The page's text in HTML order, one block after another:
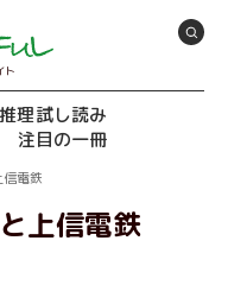
ト
理試し読み
注目の一冊
電鉄
上信電鉄